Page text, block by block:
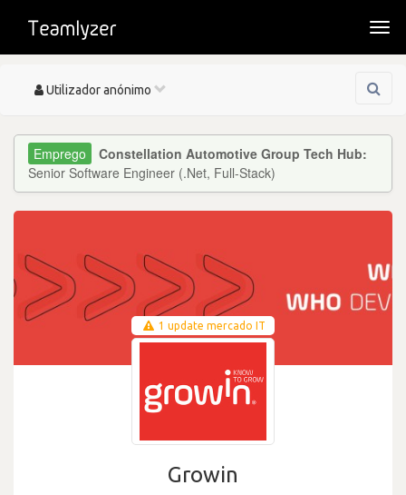
Toggle
Utilizador anónimo
Constellation Automotive Group Tech Hub:
Senior Software Engineer (.Net, Full-Stack)
1 update mercado IT
Growin